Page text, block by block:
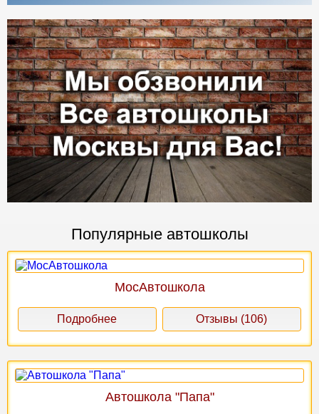
Популярные автошколы
МосАвтошкола
Подробнее Отзывы (106)
Автошкола "Папа"